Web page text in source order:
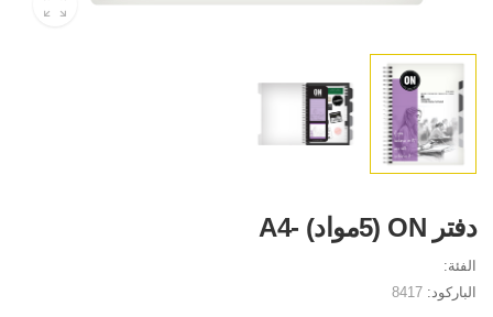
دفتر ON (5مواد) -A4
الفئة:
الباركود: 8417